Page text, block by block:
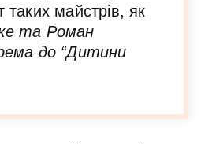
таких майстрів, як
та Роман
до “Дитини